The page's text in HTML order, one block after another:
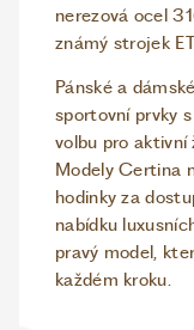
nerezová ocel
známý strojek
Pánské a
sportovní prvky
volbu pro aktivní
Modely Certina
hodinky za
nabídku
pravý model,
každém kroku.